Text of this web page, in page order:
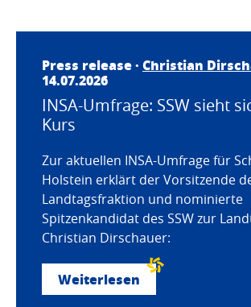
Press release · Christian
14.07.2026
INSA-Umfrage: SSW sieht
Kurs
Zur aktuellen INSA-Umfrage für
Holstein erklärt der Vorsitzende
Landtagsfraktion und nominierte
Spitzenkandidat des SSW zur
Christian Dirschauer:
Weiterlesen